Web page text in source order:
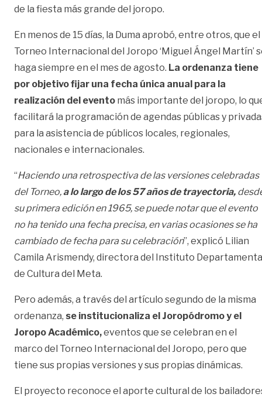
de la fiesta más grande del joropo.
En menos de 15 días, la Duma aprobó, entre otros, que el
Torneo Internacional del Joropo ‘Miguel Ángel Martín’
haga siempre en el mes de agosto. La ordenanza tiene
por objetivo fijar una fecha única anual para la
realización del evento más importante del joropo, lo
facilitará la programación de agendas públicas y
para la asistencia de públicos locales, regionales,
nacionales e internacionales.
“Haciendo una retrospectiva de las versiones celebradas
del Torneo,a lo largo de los 57 años de trayectoria,
su primera edición en 1965, se puede notar que el evento
no ha tenido una fecha precisa, en varias ocasiones se ha
cambiado de fecha para su celebración”, explicó Lilian
Camila Arismendy, directora del Instituto
de Cultura del Meta.
Pero además, a través del artículo segundo de la misma
ordenanza, se institucionaliza el Joropódromo y el
Joropo Académico,eventos que se celebran en el
marco del Torneo Internacional del Joropo, pero que
tiene sus propias versiones y sus propias dinámicas.
El proyecto reconoce el aporte cultural de los